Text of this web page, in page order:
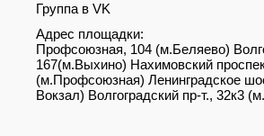
Группа в VK
Адрес площадки:
Профсоюзная, 104 (м.Беляево)
167(м.Выхино) Нахимовский
(м.Профсоюзная) Ленинградское
Вокзал) Волгоградский пр-т., 32к3